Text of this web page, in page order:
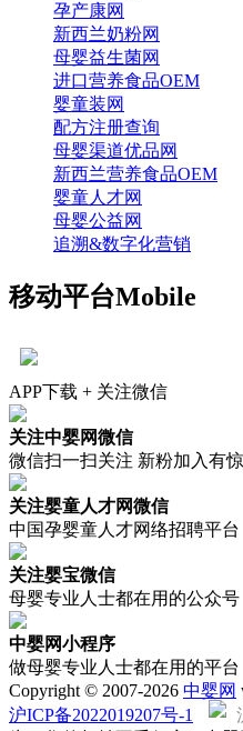
孕产康网
新西兰奶粉网
母婴益生菌网
进口营养食品OEM
婴童装网
配方注册查询
母婴渠道优品网
新西兰营养食品OEM
婴童人才网
母婴公益网
追溯&数字化营销
移动平台Mobile
APP下载 + 关注微信
关注中婴网微信
微信扫一扫关注 新粉加入有
关注婴童人才网微信
中国孕婴童人才网络招聘平台
关注婴宝微信
母婴专业人士都在用的公众号
中婴网小程序
做母婴专业人士都在用的平台
Copyright © 2007-2026 中婴网
沪ICP备2022019207号-1